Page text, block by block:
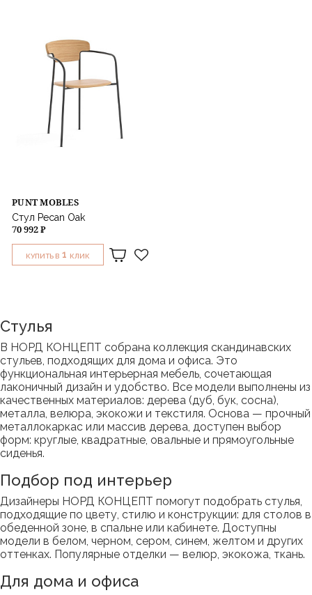
PUNT MOBLES
Стул Pecan Oak
70 992 ₽
КУПИТЬ В 1 КЛИК
Стулья
В НОРД КОНЦЕПТ собрана коллекция скандинавских
стульев, подходящих для дома и офиса. Это
функциональная интерьерная мебель, сочетающая
лаконичный дизайн и удобство. Все модели выполнены из
качественных материалов: дерева (дуб, бук, сосна),
металла, велюра, экокожи и текстиля. Основа — прочный
металлокаркас или массив дерева, доступен выбор
форм: круглые, квадратные, овальные и прямоугольные
сиденья.
Подбор под интерьер
Дизайнеры НОРД КОНЦЕПТ помогут подобрать стулья,
подходящие по цвету, стилю и конструкции: для столов в
обеденной зоне, в спальне или кабинете. Доступны
модели в белом, черном, сером, синем, желтом и других
оттенках. Популярные отделки — велюр, экокожа, ткань.
Для дома и офиса